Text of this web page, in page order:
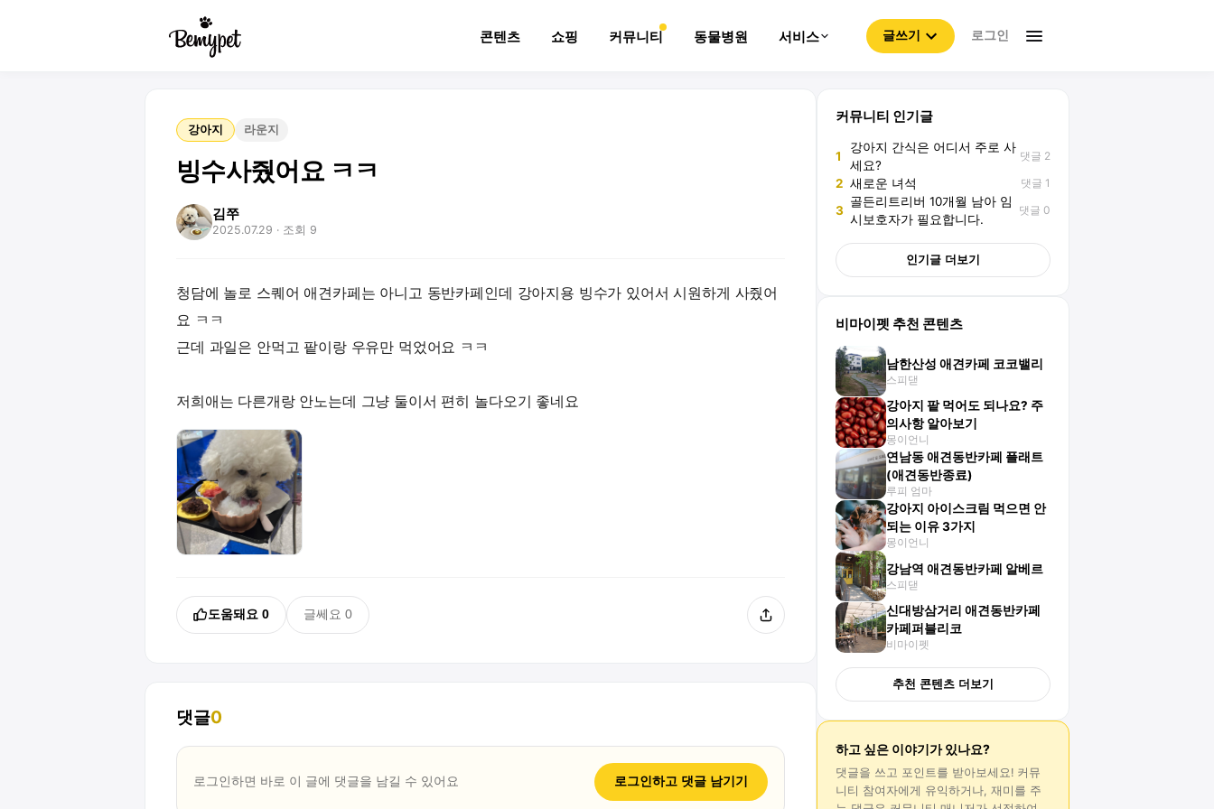
콘텐츠 쇼핑 커뮤니티 동물병원 서비스 글쓰기 로그인
강아지 라운지
빙수사줬어요 ㅋㅋ
김쭈
2025.07.29 · 조회 9
청담에 놀로 스퀘어 애견카페는 아니고 동반카페인데 강아지용 빙수가 있어서 시원하게 사줬어
요 ㅋㅋ
근데 과일은 안먹고 팥이랑 우유만 먹었어요 ㅋㅋ
저희애는 다른개랑 안노는데 그냥 둘이서 편히 놀다오기 좋네요
도움돼요 0 글쎄요 0
댓글0
로그인하면 바로 이 글에 댓글을 남길 수 있어요 로그인하고 댓글 남기기
커뮤니티 인기글
1
강아지 간식은 어디서 주로 사
세요?
댓글 2
2 새로운 녀석 댓글 1
3
골든리트리버 10개월 남아 임
시보호자가 필요합니다.
댓글 0
인기글 더보기
비마이펫 추천 콘텐츠
남한산성 애견카페 코코밸리
스피댇
강아지 팥 먹어도 되나요? 주
의사항 알아보기
몽이언니
연남동 애견동반카페 플래트
(애견동반종료)
루피 엄마
강아지 아이스크림 먹으면 안
되는 이유 3가지
몽이언니
강남역 애견동반카페 알베르
스피댇
신대방삼거리 애견동반카페
카페퍼블리코
비마이펫
추천 콘텐츠 더보기
하고 싶은 이야기가 있나요?
댓글을 쓰고 포인트를 받아보세요! 커뮤
니티 참여자에게 유익하거나, 재미를 주